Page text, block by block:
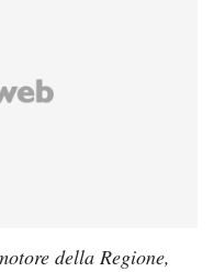
della Regione,